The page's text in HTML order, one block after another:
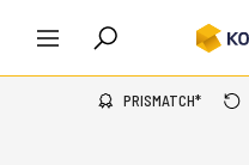
PRISMATCH*